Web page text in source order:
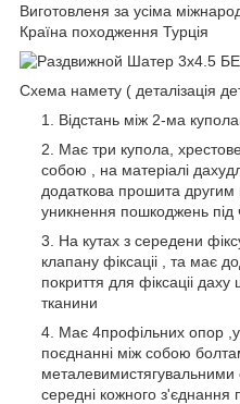
Виготовленя за усіма
Країна походження Турція
Схема намету ( деталізація
Відстань між 2-ма
Має три купола,
собою , на матеріалі
додаткова прошита
уникнення пошкоджень під
На кутах з середени
клапану фіксаціі , та має
покриття для фіксаціі
тканини
Має 4профільних опор
поєднанні між собою
середні кожного